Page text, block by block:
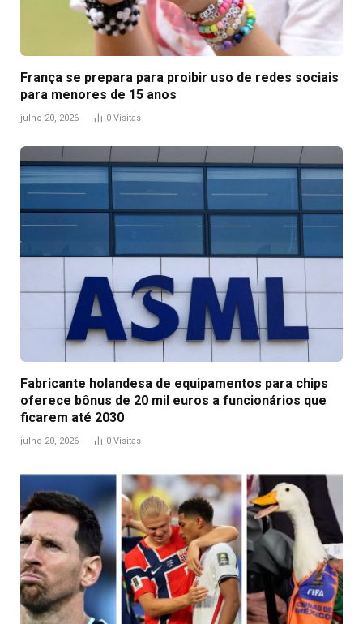
França se prepara para proibir uso de redes sociais
para menores de 15 anos
julho 20, 2026 0 Visitas
Fabricante holandesa de equipamentos para chips
oferece bônus de 20 mil euros a funcionários que
ficarem até 2030
julho 20, 2026 0 Visitas